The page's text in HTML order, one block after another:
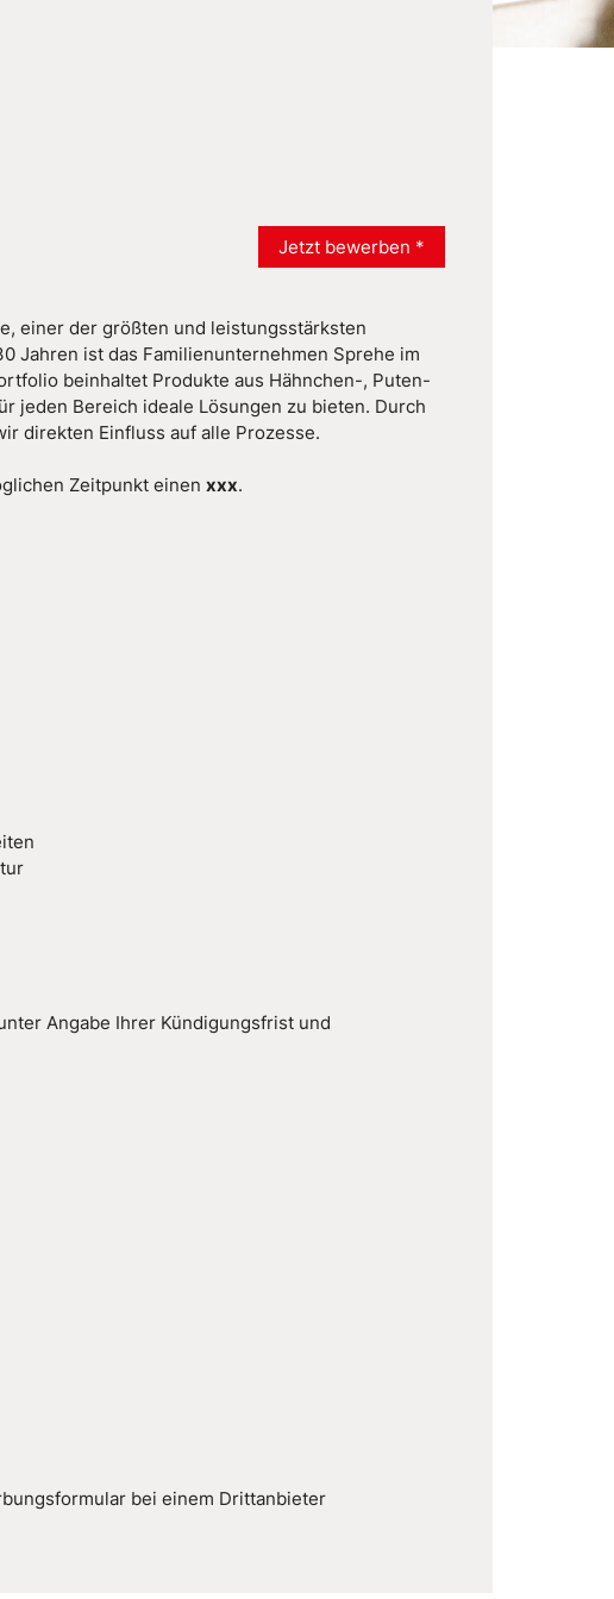
Jetzt bewerben *
einer der größten und leistungsstärksten
Jahren ist das Familienunternehmen Sprehe im
beinhaltet Produkte aus Hähnchen-, Puten-
jeden Bereich ideale Lösungen zu bieten. Durch
direkten Einfluss auf alle Prozesse.
Zeitpunkt einen xxx.
Angabe Ihrer Kündigungsfrist und
bei einem Drittanbieter